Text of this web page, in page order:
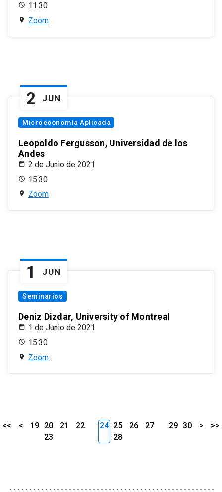
11:30
Zoom
2 JUN
Microeconomía Aplicada
Leopoldo Fergusson, Universidad de los
Andes
2 de Junio de 2021
15:30
Zoom
1 JUN
Seminarios
Deniz Dizdar, University of Montreal
1 de Junio de 2021
15:30
Zoom
<< < 19 20 21
22
23
24 25 26
27
28
29 30 > >>